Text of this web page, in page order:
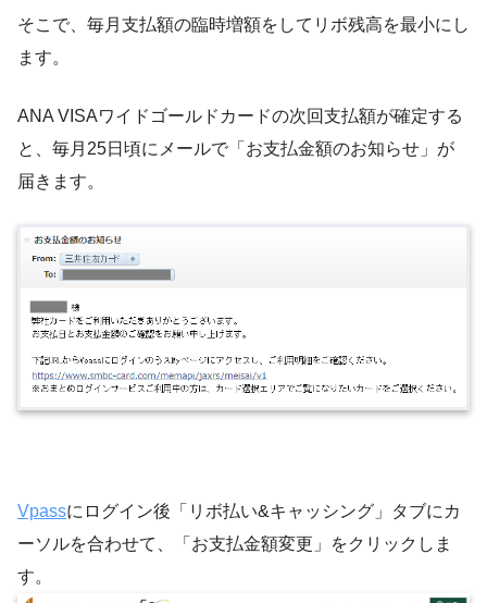
そこで、毎月支払額の臨時増額をしてリボ残高を最小にし
ます。
ANA VISAワイドゴールドカードの次回支払額が確定する
と、毎月25日頃にメールで「お支払金額のお知らせ」が
届きます。
Vpassにログイン後「リボ払い&キャッシング」タブにカ
ーソルを合わせて、「お支払金額変更」をクリックしま
す。